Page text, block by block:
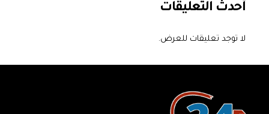
أحدث التعليقات
لا توجد تعليقات للعرض.